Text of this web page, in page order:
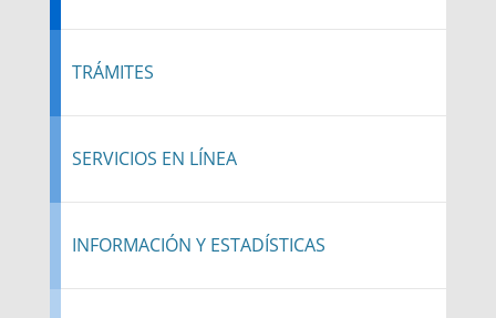
TRÁMITES
SERVICIOS EN LÍNEA
INFORMACIÓN Y ESTADÍSTICAS